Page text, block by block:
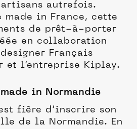
autrefois.
made in France, cette
de prêt-à-porter
en collaboration
Français
et l’entreprise Kiplay.
in Normandie
fière d’inscrire son
de la Normandie. En